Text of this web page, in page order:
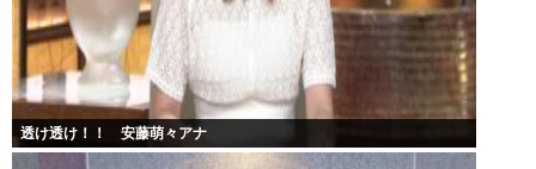
透け透け！！ 安藤萌々アナ